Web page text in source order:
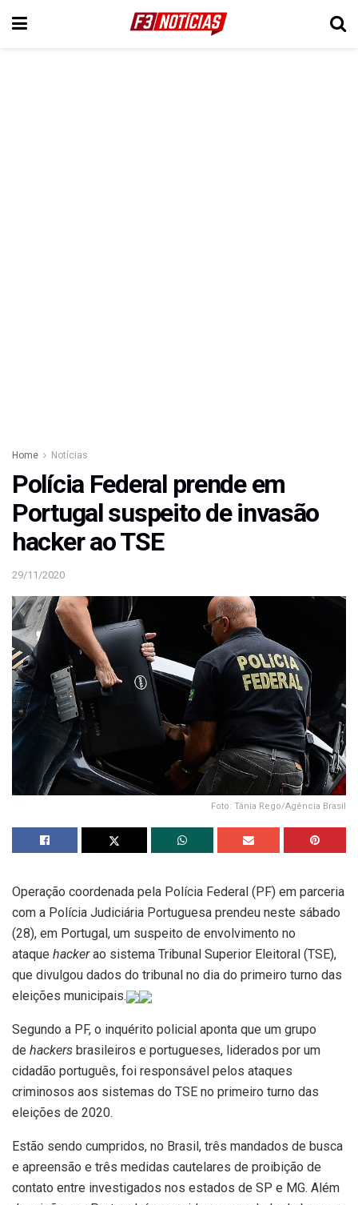
Home Notícias
Polícia Federal prende em
Portugal suspeito de invasão
hacker ao TSE
29/11/2020
Foto: Tânia Rego/Agência Brasil
Operação coordenada pela Polícia Federal (PF) em parceria
com a Polícia Judiciária Portuguesa prendeu neste sábado
(28), em Portugal, um suspeito de envolvimento no
ataque hackerao sistema Tribunal Superior Eleitoral (TSE),
que divulgou dados do tribunal no dia do primeiro turno das
eleições municipais.
Segundo a PF, o inquérito policial aponta que um grupo
de hackers brasileiros e portugueses, liderados por um
cidadão português, foi responsável pelos ataques
criminosos aos sistemas do TSE no primeiro turno das
eleições de 2020.
Estão sendo cumpridos, no Brasil, três mandados de busca
e apreensão e três medidas cautelares de proibição de
contato entre investigados nos estados de SP e MG. Além